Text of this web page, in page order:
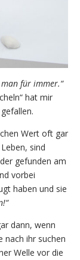
für immer.“
hat mir
Wert oft gar
sind
gefunden am
vorbei
haben und sie
dann, wenn
nach ihr suchen
Welle vor die